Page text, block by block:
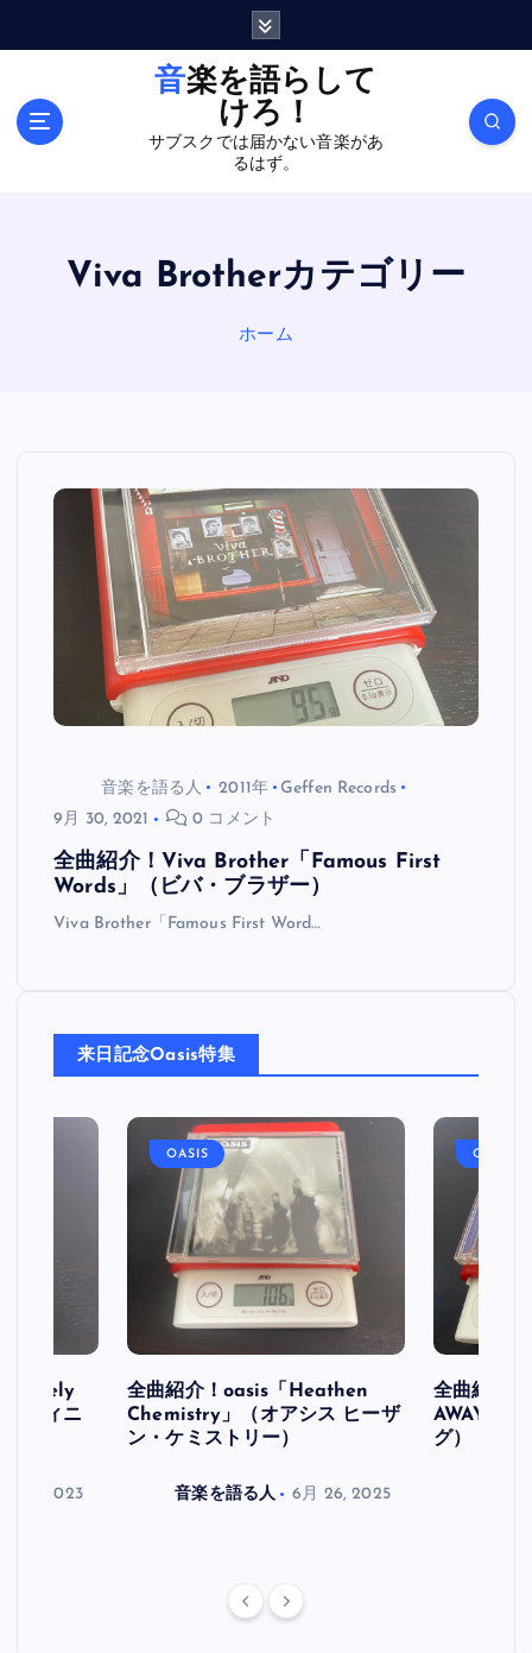
音楽を語らして
けろ！
サブスクでは届かない音楽があ
るはず。
Viva Brotherカテゴリー
ホーム
音楽を語る人 2011年
Geffen Records
9月 30, 2021
0 コメント
全曲紹介！Viva Brother「Famous First
Words」（ビバ・ブラザー）
Viva Brother「Famous First Word…
来日記念Oasis特集
フィニ
30, 2023
OASIS
全曲紹介！oasis「Heathen
Chemistry」（オアシス ヒーザ
ン・ケミストリー）
音楽を語る人 6月 26, 2025
OASIS
全曲紹介
AWAY」
グ）